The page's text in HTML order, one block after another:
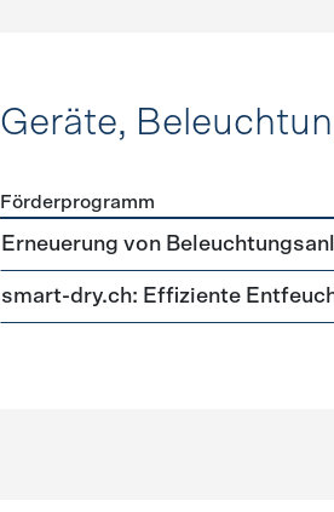
Geräte,
Förderprogramme Geräte,
Förderprogramm
Erneuerung von
smart-dry.ch: Effiziente